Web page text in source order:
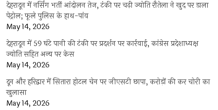
देहरादून में नर्सिंग भर्ती आंदोलन तेज, टंकी पर चढ़ी ज्योति रौतेला ने खुद पर डाला
पेट्रोल; फूले पुलिस के हाथ-पांव
May 14, 2026
देहरादून में 59 घंटे पानी की टंकी पर प्रदर्शन पर कार्रवाई, कांग्रेस प्रदेशाध्यक्ष
ज्योति सहित अन्य पर केस
May 14, 2026
दून और हरिद्वार में सितारा होटल चेन पर जीएसटी छापा, करोड़ों की कर चोरी का
खुलासा
May 14, 2026